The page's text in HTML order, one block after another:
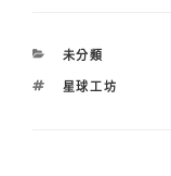
分
未分類
標
星球工坊